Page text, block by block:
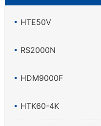
HTE50V
RS2000N
HDM9000F
HTK60-4K